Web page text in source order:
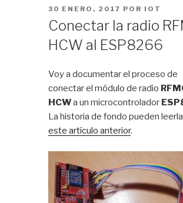
PUBLICADO
EL
30 ENERO, 2017 POR IOT
Conectar la radio
HCW al ESP8266
Voy a documentar el proceso de
conectar el módulo de radio
HCWa un microcontrolador
La historia de fondo pueden
este artículo anterior.